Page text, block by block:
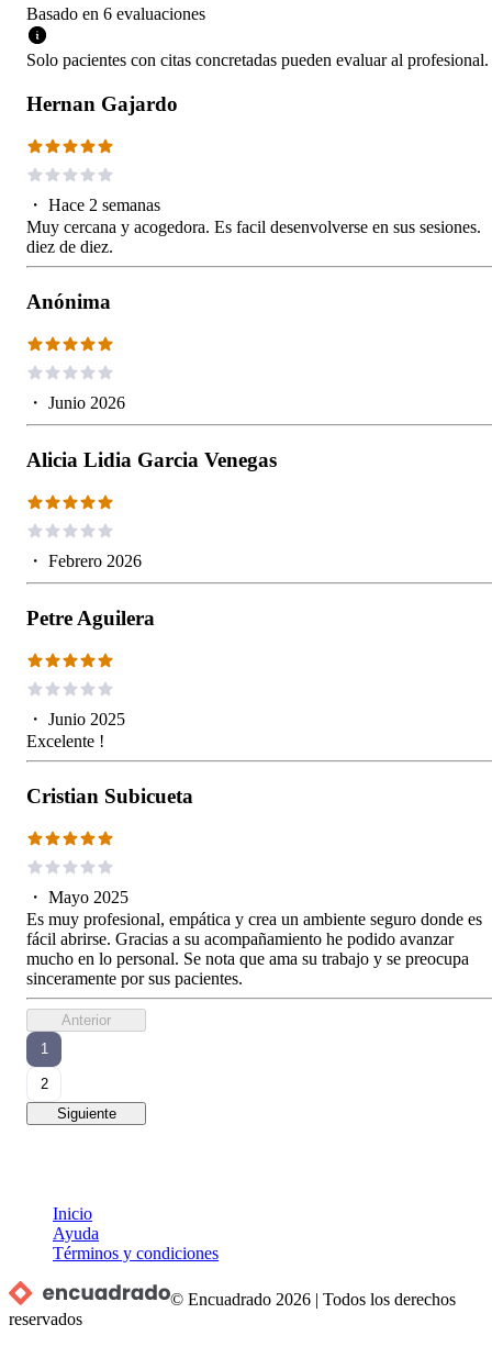
Basado en 6 evaluaciones
Solo pacientes con citas concretadas pueden evaluar al profesional.
Hernan Gajardo
・ Hace 2 semanas
Muy cercana y acogedora. Es facil desenvolverse en sus sesiones.
diez de diez.
Anónima
・ Junio 2026
Alicia Lidia Garcia Venegas
・ Febrero 2026
Petre Aguilera
・ Junio 2025
Excelente !
Cristian Subicueta
・ Mayo 2025
Es muy profesional, empática y crea un ambiente seguro donde es
fácil abrirse. Gracias a su acompañamiento he podido avanzar
mucho en lo personal. Se nota que ama su trabajo y se preocupa
sinceramente por sus pacientes.
Anterior
1
2
Siguiente
Inicio
Ayuda
Términos y condiciones
© Encuadrado 2026 |Todos los derechos
reservados